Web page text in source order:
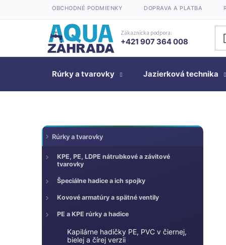
OBCHODNÉ PODMIENKY DOPRAVA A PLATBA
Zákaznícka podpora:
+421 907 364 008
Rúrky a tvarovky Jazierková technika
B
o
č
ý
p
a
Preskočiť
kategórie
K
a
g
Rúrky a tvarovky
KPE, PE, LDPE nátrubkové a závitové
tvarovky
Špeciálne hadice a ich spojky
Kovové armatúry a spätné ventily
PE a KPE rúrky a hadice
Kapilárne hadičky PE, PVC v čiernej,
bielej a čírej verzii